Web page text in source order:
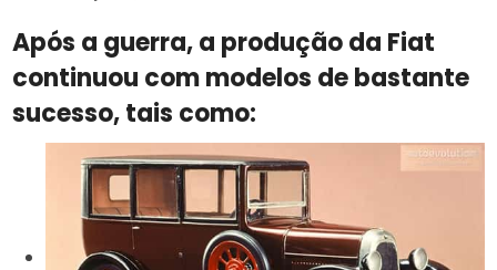
Após a guerra, a produção da Fiat
continuou com modelos de bastante
sucesso, tais como: